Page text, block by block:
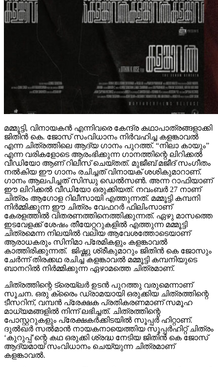
മമ്മൂട്ടി, വിനായകൻ എന്നിവരെ കേന്ദ്ര കഥാപാത്രങ്ങളാക്കി
ജിതിൻ കെ. ജോസ് സംവിധാനം നിർവഹിച്ച കളങ്കാവൽ
എന്ന ചിത്രത്തിലെ ആദ്യ ഗാനം പുറത്ത്. “നിലാ കായും”
എന്ന വരികളോടെ ആരംഭിക്കുന്ന ഗാനത്തിന്റെ ലിറിക്കൽ
വീഡിയോ ആണ് റിലീസ് ചെയ്തത്. മുജീബ് മജീദ് സംഗീതം
നൽകിയ ഈ ഗാനം രചിച്ചത് വിനായക് ശശികുമാറാണ്.
ഗാനം ആലപിച്ചത് സിന്ധു ഡെൽസൺ. അന്ന റാഫിയാണ്
ഈ ലിറിക്കൽ വീഡിയോ ഒരുക്കിയത്. നവംബർ 27 നാണ്
ചിത്രം ആഗോള റിലീസായി എത്തുന്നത്. മമ്മൂട്ടി കമ്പനി
നിർമ്മിക്കുന്ന ഈ ചിത്രം വേഫറർ ഫിലിംസാണ്
കേരളത്തിൽ വിതരണത്തിനെത്തിക്കുന്നത്. ഏഴു മാസത്തെ
ഇടവേളക്ക് ശേഷം തീയേറ്ററുകളിൽ എത്തുന്ന മമ്മൂട്ടി
ചിത്രമെന്ന നിലയിൽ വലിയ ആവേശത്തോടെയാണ്
ആരാധകരും സിനിമാ പ്രേമികളും കളങ്കാവൽ
കാത്തിരിക്കുന്നത്. ജിഷ്ണു ശ്രീകുമാറും ജിതിൻ കെ ജോസും
ചേർന്ന് തിരക്കഥ രചിച്ച കളങ്കാവൽ മമ്മൂട്ടി കമ്പനിയുടെ
ബാനറിൽ നിർമ്മിക്കുന്ന ഏഴാമത്തെ ചിത്രമാണ്.
ചിത്രത്തിന്റെ ട്രെയ്‌ലർ ഉടൻ പുറത്തു വരുമെന്നാണ്
സൂചന. ഒരു ക്രൈം ഡ്രാമയായി ഒരുക്കിയ ചിത്രത്തിന്റെ
ടീസറിന്, വമ്പൻ പ്രേക്ഷക പ്രതികരണമാണ് സമൂഹ
മാധ്യമങ്ങളിൽ നിന്ന് ലഭിച്ചത്. ചിത്രത്തിന്റെ
പോസ്റ്ററുകളും പ്രേക്ഷകർക്കിടയിൽ സൂപ്പർ ഹിറ്റാണ്.
ദുൽഖർ സൽമാൻ നായകനായെത്തിയ സൂപ്പർഹിറ്റ് ചിത്രം
‘കുറുപ്പ്’ന്റെ കഥ ഒരുക്കി ശ്രദ്ധ നേടിയ ജിതിൻ കെ ജോസ്
ആദ്യമായ് സംവിധാനം ചെയ്യുന്ന ചിത്രമാണ്
കളങ്കാവൽ.